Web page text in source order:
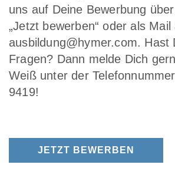
uns auf Deine Bewerbung
„Jetzt bewerben“ oder als Mail
ausbildung@hymer.com. Hast
Fragen? Dann melde Dich
Weiß unter der
9419!
JETZT BEWERBEN